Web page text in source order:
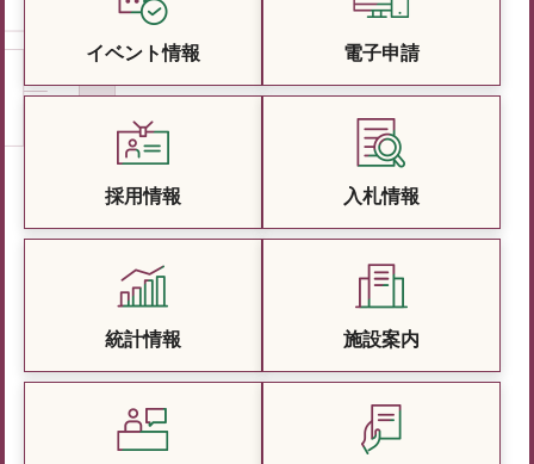
イベント情報 電子申請
採用情報 入札情報
統計情報 施設案内